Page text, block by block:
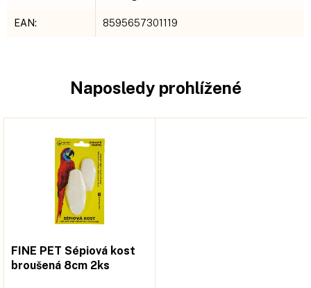
EAN: 8595657301119
Naposledy prohlížené
FINE PET Sépiová kost
broušená 8cm 2ks